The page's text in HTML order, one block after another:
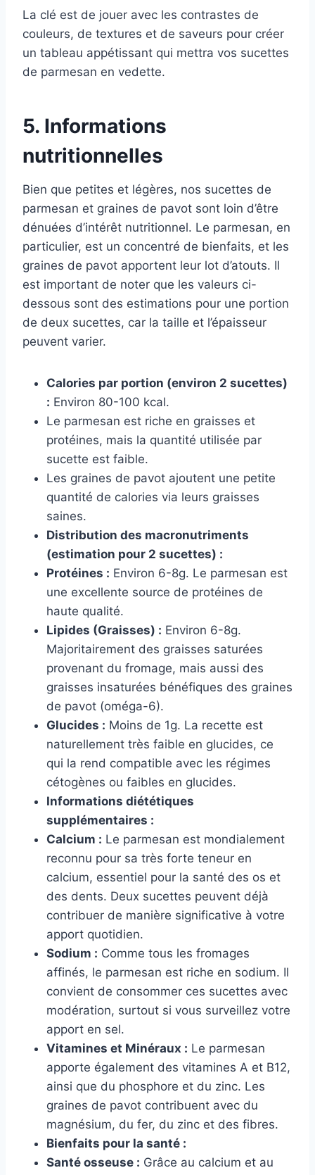
La clé est de jouer avec les contrastes de
couleurs, de textures et de saveurs pour créer
un tableau appétissant qui mettra vos sucettes
de parmesan en vedette.
5. Informations
nutritionnelles
Bien que petites et légères, nos sucettes de
parmesan et graines de pavot sont loin d’être
dénuées d’intérêt nutritionnel. Le parmesan, en
particulier, est un concentré de bienfaits, et les
graines de pavot apportent leur lot d’atouts. Il
est important de noter que les valeurs ci-
dessous sont des estimations pour une portion
de deux sucettes, car la taille et l’épaisseur
peuvent varier.
Calories par portion (environ 2 sucettes)
: Environ 80-100 kcal.
Le parmesan est riche en graisses et
protéines, mais la quantité utilisée par
sucette est faible.
Les graines de pavot ajoutent une petite
quantité de calories via leurs graisses
saines.
Distribution des macronutriments
(estimation pour 2 sucettes) :
Protéines : Environ 6-8g. Le parmesan est
une excellente source de protéines de
haute qualité.
Lipides (Graisses) : Environ 6-8g.
Majoritairement des graisses saturées
provenant du fromage, mais aussi des
graisses insaturées bénéfiques des graines
de pavot (oméga-6).
Glucides : Moins de 1g. La recette est
naturellement très faible en glucides, ce
qui la rend compatible avec les régimes
cétogènes ou faibles en glucides.
Informations diététiques
supplémentaires :
Calcium : Le parmesan est mondialement
reconnu pour sa très forte teneur en
calcium, essentiel pour la santé des os et
des dents. Deux sucettes peuvent déjà
contribuer de manière significative à votre
apport quotidien.
Sodium : Comme tous les fromages
affinés, le parmesan est riche en sodium. Il
convient de consommer ces sucettes avec
modération, surtout si vous surveillez votre
apport en sel.
Vitamines et Minéraux : Le parmesan
apporte également des vitamines A et B12,
ainsi que du phosphore et du zinc. Les
graines de pavot contribuent avec du
magnésium, du fer, du zinc et des fibres.
Bienfaits pour la santé :
Santé osseuse : Grâce au calcium et au